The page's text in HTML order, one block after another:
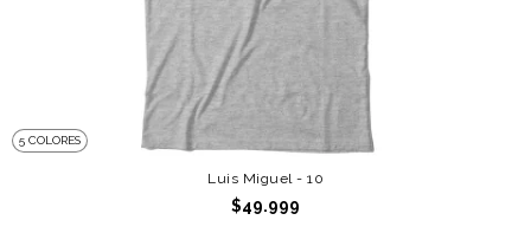
5 COLORES
Luis Miguel - 10
$49.999